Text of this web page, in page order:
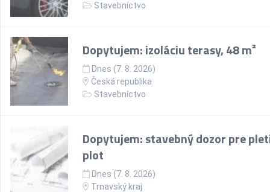
Stavebníctvo
Dopytujem: izoláciu terasy, 48 m²
Dnes (7. 8. 2026)
Česká republika
Stavebníctvo
Dopytujem: stavebný dozor pre
plot
Dnes (7. 8. 2026)
Trnavský kraj